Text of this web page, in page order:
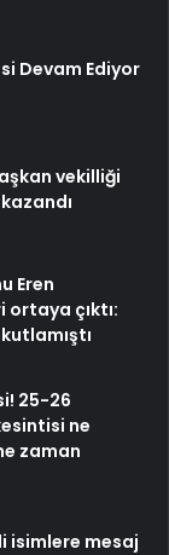
Devam Ediyor
vekilliği
Eren
ortaya çıktı:
25-26
ne
zaman
isimlere mesaj